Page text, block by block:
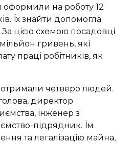
на роботу 12
Їх знайти допомогла
цією схемою посадовці
гривень, які
праці робітників, як
отримали четверо людей.
директор
інженер з
підрядник. Їм
та легалізацію майна,